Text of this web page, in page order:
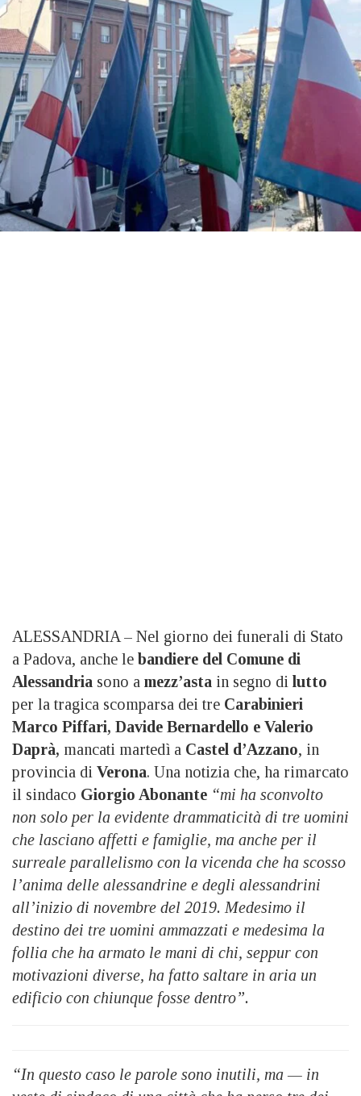
ALESSANDRIA – Nel giorno dei funerali di Stato
a Padova, anche le bandiere del Comune di
Alessandria sono a mezz’asta in segno di lutto
per la tragica scomparsa dei tre Carabinieri
Marco Piffari, Davide Bernardello e Valerio
Daprà, mancati martedì a Castel d’Azzano, in
provincia di Verona. Una notizia che, ha rimarcato
il sindaco Giorgio Abonante “mi ha sconvolto
non solo per la evidente drammaticità di tre uomini
che lasciano affetti e famiglie, ma anche per il
surreale parallelismo con la vicenda che ha scosso
l’anima delle alessandrine e degli alessandrini
all’inizio di novembre del 2019. Medesimo il
destino dei tre uomini ammazzati e medesima la
follia che ha armato le mani di chi, seppur con
motivazioni diverse, ha fatto saltare in aria un
edificio con chiunque fosse dentro”.
“In questo caso le parole sono inutili, ma — in